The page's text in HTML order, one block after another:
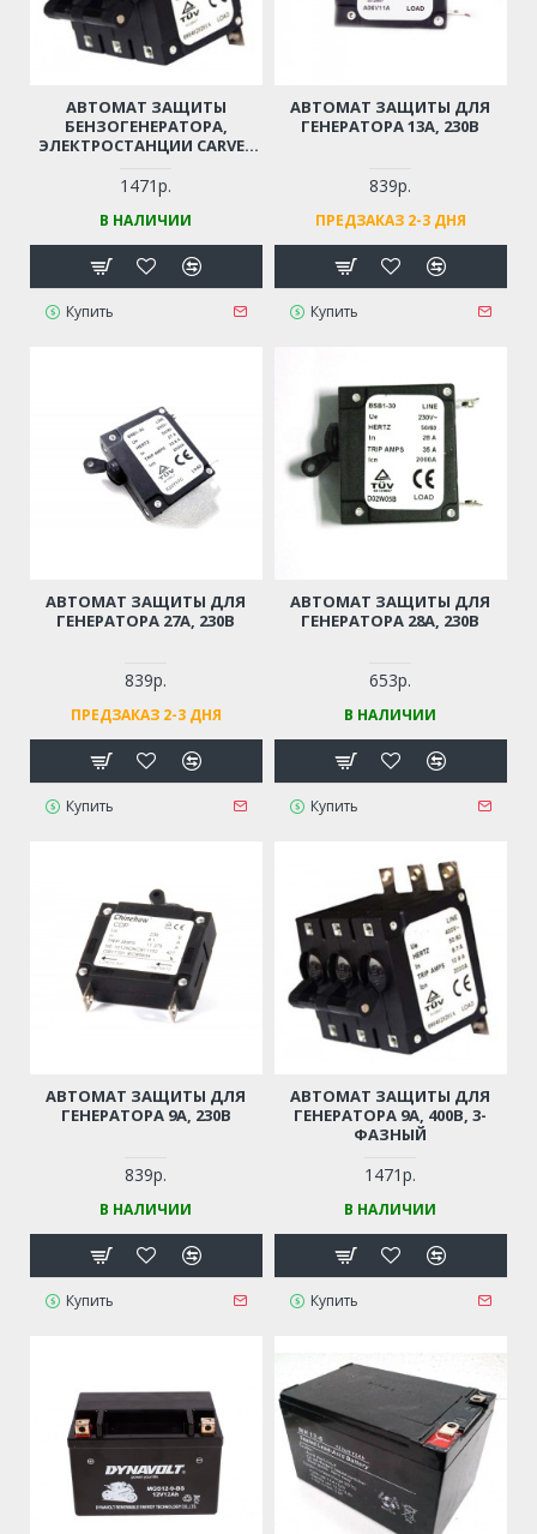
АВТОМАТ ЗАЩИТЫ
БЕНЗОГЕНЕРАТОРА,
ЭЛЕКТРОСТАНЦИИ CARVER
1471р.
В НАЛИЧИИ
Купить
АВТОМАТ ЗАЩИТЫ ДЛЯ
ГЕНЕРАТОРА 13А, 230В
839р.
ПРЕДЗАКАЗ 2-3 ДНЯ
Купить
АВТОМАТ ЗАЩИТЫ ДЛЯ
ГЕНЕРАТОРА 27А, 230В
839р.
ПРЕДЗАКАЗ 2-3 ДНЯ
Купить
АВТОМАТ ЗАЩИТЫ ДЛЯ
ГЕНЕРАТОРА 28А, 230В
653р.
В НАЛИЧИИ
Купить
АВТОМАТ ЗАЩИТЫ ДЛЯ
ГЕНЕРАТОРА 9А, 230В
839р.
В НАЛИЧИИ
Купить
АВТОМАТ ЗАЩИТЫ ДЛЯ
ГЕНЕРАТОРА 9А, 400В, 3-
ФАЗНЫЙ
1471р.
В НАЛИЧИИ
Купить